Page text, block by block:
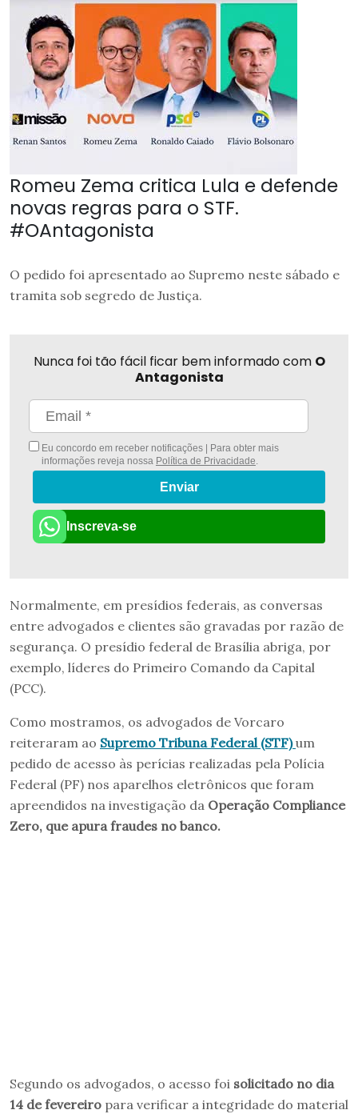
Romeu Zema critica Lula e defende
novas regras para o STF.
#OAntagonista
O pedido foi apresentado ao Supremo neste sábado e
tramita sob segredo de Justiça.
Nunca foi tão fácil ficar bem informado com O
Antagonista
Eu concordo em receber notificações | Para obter mais
informações reveja nossa Política de Privacidade.
Enviar
Inscreva-se
Normalmente, em presídios federais, as conversas
entre advogados e clientes são gravadas por razão de
segurança. O presídio federal de Brasília abriga, por
exemplo, líderes do Primeiro Comando da Capital
(PCC).
Como mostramos, os advogados de Vorcaro
reiteraram ao Supremo Tribuna Federal (STF) um
pedido de acesso às perícias realizadas pela Polícia
Federal (PF) nos aparelhos eletrônicos que foram
apreendidos na investigação da Operação Compliance
Zero, que apura fraudes no banco.
Segundo os advogados, o acesso foi solicitado no dia
14 de fevereiro para verificar a integridade do material